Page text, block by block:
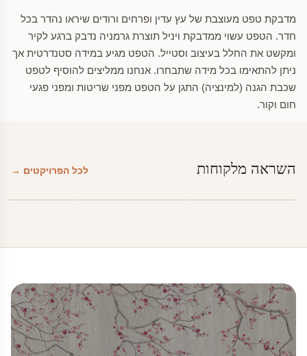
מדבקת טפט מעוצבת של עץ עדין ופרחים ורודים שיראו נהדר בכל
חדר. הטפט עשוי ממדבקת ויניל תוצרת גרמניה נדבק ברגע לקיר
ומקשט את החלל בעיצוב וסטייל. הטפט מגיע במידה סטנדרטית אך
ניתן להתאימו בכל מידה שתבחרו. אנחנו ממליצים להוסיף לטפט
שכבת הגנה (למינציה) התגן על הטפט מפני שריטות ומפני פגעי
חום וקור.
השראה מלקוחות לכל הפרויקטים →